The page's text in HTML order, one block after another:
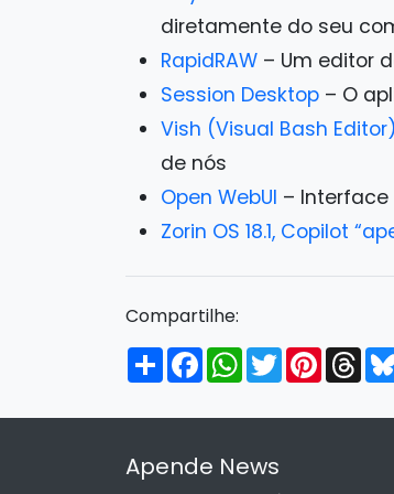
diretamente do seu
RapidRAW – Um editor
Session Desktop – O
Vish (Visual Bash Editor)
de nós
Open WebUI –
Zorin OS 18.1, Copilot
Compartilhe:
Compartilhar
FacebookWhatsApp
Twitter
Apende News